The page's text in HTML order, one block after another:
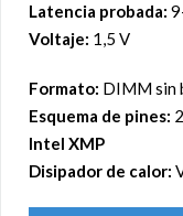
Latencia probada:
Voltaje: 1,5 V
Formato: DIMM sin
Esquema de pines:
Intel XMP
Disipador de calor: